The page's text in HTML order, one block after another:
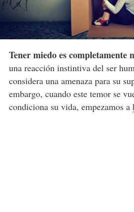
Tener miedo es completamente
una reacción instintiva del ser
considera una amenaza para su
embargo, cuando este temor se
condiciona su vida, empezamos a